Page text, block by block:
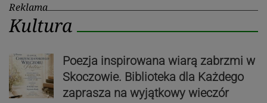
Reklama
Kultura
Poezja inspirowana wiarą zabrzmi w
Skoczowie. Biblioteka dla Każdego
zaprasza na wyjątkowy wieczór